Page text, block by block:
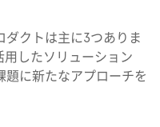
クトは主に3つありま
したソリューション
題に新たなアプローチを